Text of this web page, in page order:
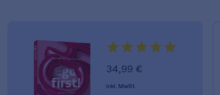
34,99 €
inkl. MwSt.